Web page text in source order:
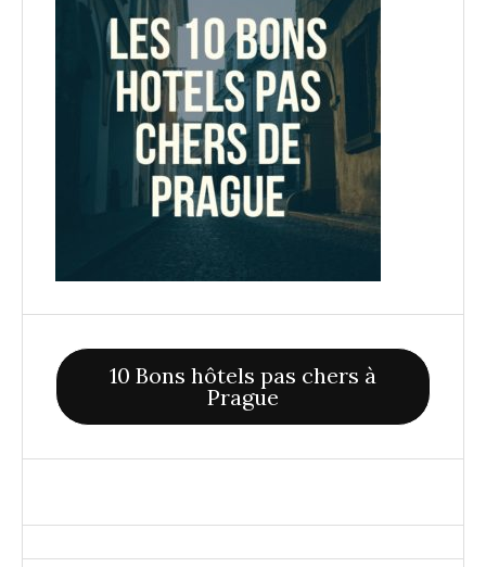
10 Bons hôtels pas chers à
Prague